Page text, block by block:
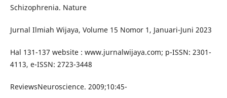
Schizophrenia. Nature
Jurnal Ilmiah Wijaya, Volume 15 Nomor 1, Januari-Juni 2023
Hal 131-137 website : www.jurnalwijaya.com; p-ISSN: 2301-
4113, e-ISSN: 2723-3448
ReviewsNeuroscience. 2009;10:45-